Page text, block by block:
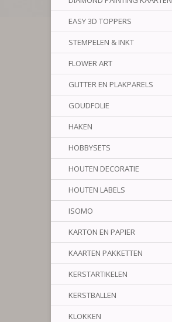
EASY 3D TOPPERS
STEMPELEN & INKT
FLOWER ART
GLITTER EN PLAKPARELS
GOUDFOLIE
HAKEN
HOBBYSETS
HOUTEN DECORATIE
HOUTEN LABELS
ISOMO
KARTON EN PAPIER
KAARTEN PAKKETTEN
KERSTARTIKELEN
KERSTBALLEN
KLOKKEN